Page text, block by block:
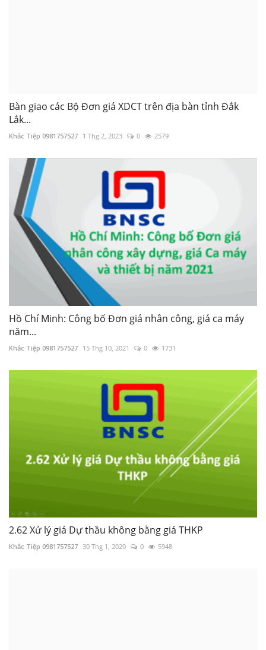
Lắk...
Hồ Chí Minh: Công bố Đơn giá nhân công, giá ca máy
năm...
2.62 Xử lý giá Dự thầu không bằng giá THKP
Khắc Tiệp 0981757527 5948